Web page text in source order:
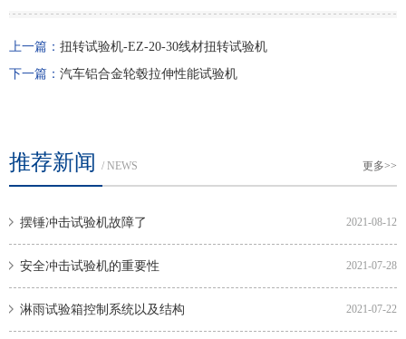
上一篇： 扭转试验机-EZ-20-30线材扭转试验机
下一篇： 汽车铝合金轮毂拉伸性能试验机
推荐新闻 / NEWS 更多>>
2021-08-12
摆锤冲击试验机故障了
2021-07-28
安全冲击试验机的重要性
2021-07-22
淋雨试验箱控制系统以及结构